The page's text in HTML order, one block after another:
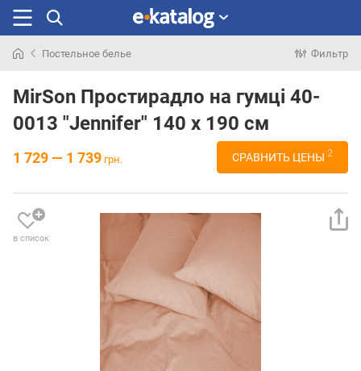
раньше
Постельное белье Фильтр
MirSon Простирадло на гумці 40-
0013 "Jennifer" 140 х 190 см
1 729 — 1 739 грн. СРАВНИТЬ ЦЕНЫ 2
в список